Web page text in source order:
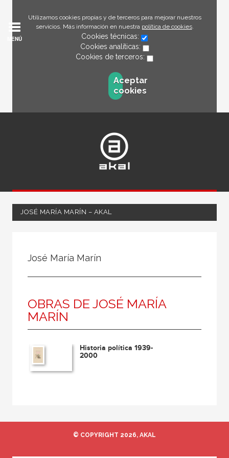
Utilizamos cookies propias y de terceros para mejorar nuestros
servicios. Más información en nuestra política de cookies.
Cookies técnicas:
Cookies analíticas:
Cookies de terceros:
Aceptar
cookies
MENÚ
JOSÉ MARÍA MARÍN – AKAL
Coordinador
Editor
Escritor
Escritora
Traductor
José María Marín
OBRAS DE JOSÉ MARÍA
MARÍN
Historia política 1939-
2000
© COPYRIGHT 2026, AKAL